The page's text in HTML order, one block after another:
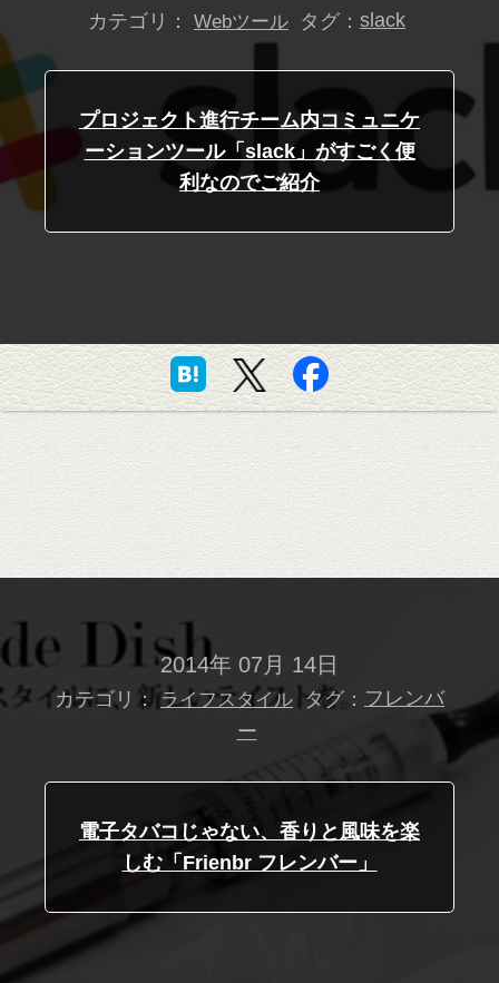
カテゴリ： Webツール タグ： slack
プロジェクト進行チーム内コミュニケ
ーションツール「slack」がすごく便
利なのでご紹介
2014年 07月 14日
カテゴリ： ライフスタイル タグ： フレンバ
ー
電子タバコじゃない、香りと風味を楽
しむ「Frienbr フレンバー」